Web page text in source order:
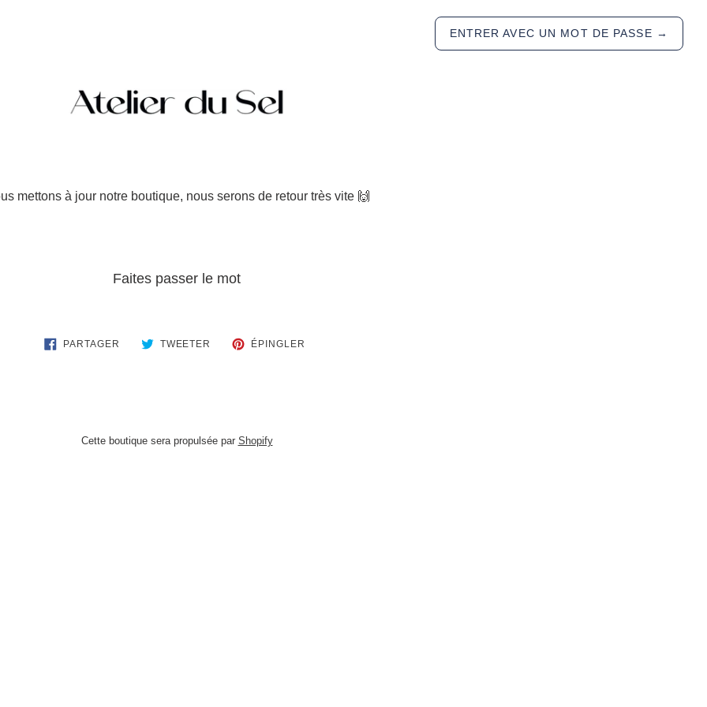
ENTRER AVEC UN MOT DE PASSE →
mettons à jour notre boutique, nous serons de retour très vite 🙌
Faites passer le mot
PARTAGER PARTAGER
SUR
TWEETER TWEETER
SUR
ÉPINGLER
Cette boutique sera propulsée par Shopify